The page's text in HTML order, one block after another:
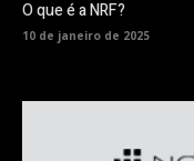
O que é a NRF?
10 de janeiro de 2025